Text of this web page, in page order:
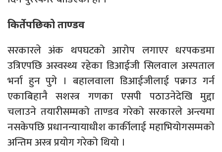
किर्तेपछिको ताण्डव
सरकारले अंक थपघटको आरोप लगाएर धरपकडमा
उत्रिएपछि अस्वस्थ्य रहेका डिआईजी सिलवाल अस्पताल
भर्ना हुन पुगे । बहालवाला डिआईजीलाई पक्राउ गर्न
एकाबिहानै सशस्त्र गणका एसपी पठाउनेदेखि मुद्दा
चलाउने तयारीसम्मको ताण्डव गरेको सरकारले अन्त्यमा
नसकेपछि प्रधानन्यायाधीश कार्कीलाई महाभियोगसम्मको
अन्तिम अस्त्र प्रयोग गरेको थियो ।